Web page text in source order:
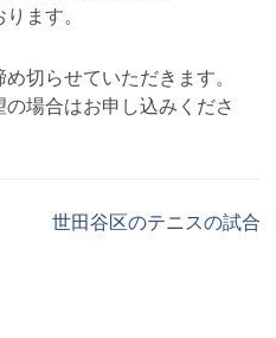
ます。
切らせていただきます。
場合はお申し込みくださ
世田谷区のテニスの試合